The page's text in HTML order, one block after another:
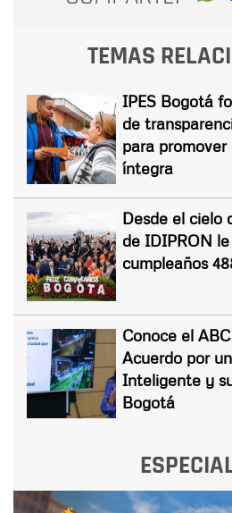
TEMAS
IPES Bogotá
de
para
íntegra
Desde el cielo
de IDIPRON
cumpleaños
Conoce el
Acuerdo por
Inteligente y
Bogotá